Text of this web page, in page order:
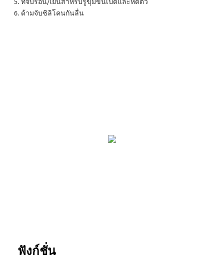
5. ที่จับร้อน/เย็นสำหรับรูขุมขนเปิดและหดตัว
6. ด้ามจับซิลิโคนกันลื่น
ฟังก์ชั่น